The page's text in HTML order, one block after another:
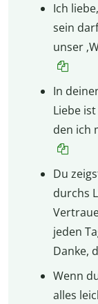
Ich
sein
unser
In
Liebe
den ich
Du
durchs
jeden
Danke,
Wenn
alles